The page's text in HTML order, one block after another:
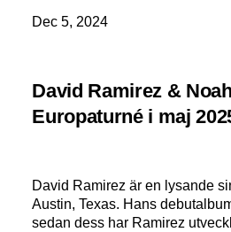
Dec 5, 2024
David Ramirez &
Europaturné i maj
David Ramirez är en lysande
Austin, Texas. Hans
sedan dess har Ramirez